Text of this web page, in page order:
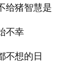
给猪智慧是
不幸
不想的日